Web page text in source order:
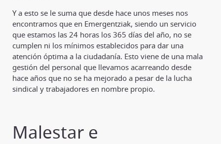
Y a esto se le suma que desde hace unos meses nos
encontramos que en Emergentziak, siendo un servicio
que estamos las 24 horas los 365 días del año, no se
cumplen ni los mínimos establecidos para dar una
atención óptima a la ciudadanía. Esto viene de una mala
gestión del personal que llevamos acarreando desde
hace años que no se ha mejorado a pesar de la lucha
sindical y trabajadores en nombre propio.
Malestar e